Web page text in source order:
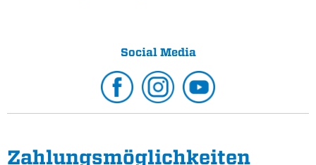
Social Media
Zahlungs­möglichkeiten